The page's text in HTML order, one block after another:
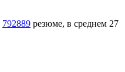
792889 резюме, в среднем 27